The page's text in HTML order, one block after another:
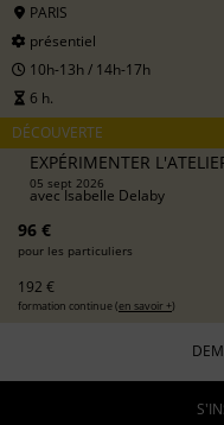
PARIS
présentiel
10h-13h / 14h-17h
6 h.
DÉCOUVERTE
EXPÉRIMENTER
05 sept 2026
avecIsabelle Delaby
96 €
pour les particuliers
192 €
formation continue (en savoir +)